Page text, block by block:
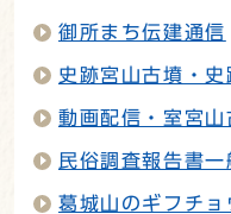
御所まち伝建通信
史跡宮山古墳・
動画配信・室宮山
民俗調査報告書
葛城山のギフチ